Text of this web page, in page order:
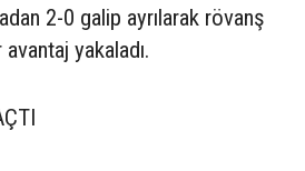
2-0 galip ayrılarak rövanş
yakaladı.